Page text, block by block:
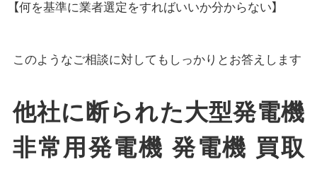
【何を基準に業者選定をすればいいか分からない】
このようなご相談に対してもしっかりとお答えします
他社に断られた大型発電機
非常用発電機 発電機 買取